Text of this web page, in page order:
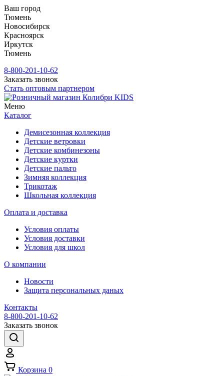
Ваш город
Тюмень
Новосибирск
Красноярск
Иркутск
Тюмень
8-800-201-10-62
Заказать звонок
Стать оптовым партнером
Меню
Каталог
Демисезонная коллекция
Детские ветровки
Детские комбинезоны
Детские куртки
Детские пальто
Зимняя коллекция
Трикотаж
Школьная коллекция
Оплата и доставка
Условия оплаты
Условия доставки
Условия для школ
О компании
Новости
Защита персональных даных
Контакты
8-800-201-10-62
Заказать звонок
Корзина 0